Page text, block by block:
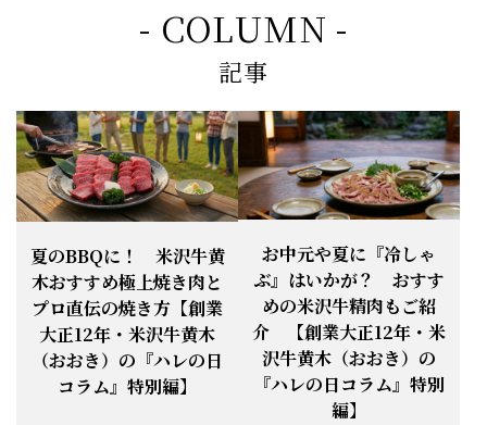
【BBQ(バーベキュー)特集】これから
の時期にぴったりなBBQにオススメな
米沢牛の商品をご紹介いたします。今
回限定のBBQセットや、定番部位のお
すすめ商品もございます！
お知らせ 2026.4.13
【母の日】5月10日の母の日に、
「『ありがとう』の気持ち」をお贈り
できます。
お知らせ 2026.1.25
【ご注意】1月27日（火）は終日、お
電話・FAXが繋がりません（8:30〜
18:00）
お知らせ 2026.1.20
【恵方巻】今年の2月3日は、『米沢牛
恵方巻』を！
お知らせ 2026.1.15
【新商品】『米沢牛だし茶漬け』発売
- COLUMN -
記事
夏のBBQに！ 米沢牛黄
木おすすめ極上焼き肉と
プロ直伝の焼き方【創業
大正12年・米沢牛黄木
（おおき）の『ハレの日
コラム』特別編】
お中元や夏に『冷しゃ
ぶ』はいかが？ おすす
めの米沢牛精肉もご紹
介 【創業大正12年・米
沢牛黄木（おおき）の
『ハレの日コラム』特別
編】